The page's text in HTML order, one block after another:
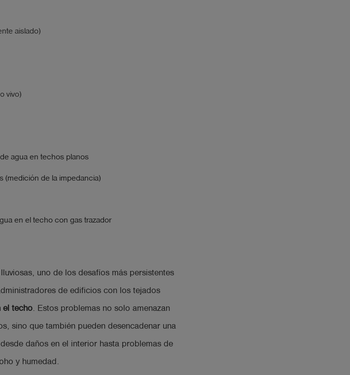
aislado)
vivo)
agua en techos planos
(medición de la impedancia)
en el techo con gas trazador
uno de los desafíos más persistentes
de edificios con los tejados
el techo. Estos problemas no solo amenazan
sino que también pueden desencadenar una
daños en el interior hasta problemas de
y humedad.